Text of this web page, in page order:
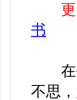
书
在公
不思